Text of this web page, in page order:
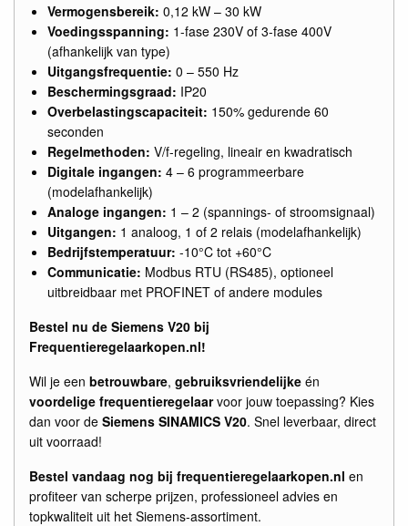
Vermogensbereik: 0,12 kW – 30 kW
Voedingsspanning: 1-fase 230V of 3-fase 400V
(afhankelijk van type)
Uitgangsfrequentie: 0 – 550 Hz
Beschermingsgraad: IP20
Overbelastingscapaciteit: 150% gedurende 60
seconden
Regelmethoden: V/f-regeling, lineair en kwadratisch
Digitale ingangen: 4 – 6 programmeerbare
(modelafhankelijk)
Analoge ingangen: 1 – 2 (spannings- of stroomsignaal)
Uitgangen: 1 analoog, 1 of 2 relais (modelafhankelijk)
Bedrijfstemperatuur: -10°C tot +60°C
Communicatie: Modbus RTU (RS485), optioneel
uitbreidbaar met PROFINET of andere modules
Bestel nu de Siemens V20 bij
Frequentieregelaarkopen.nl!
Wil je een betrouwbare, gebruiksvriendelijke én
voordelige frequentieregelaarvoor jouw toepassing? Kies
dan voor de Siemens SINAMICS V20. Snel leverbaar, direct
uit voorraad!
Bestel vandaag nog bij frequentieregelaarkopen.nl en
profiteer van scherpe prijzen, professioneel advies en
topkwaliteit uit het Siemens-assortiment.